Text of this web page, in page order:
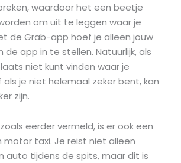
waardoor het een beetje
om uit te leggen waar je
de Grab-app hoef je alleen jouw
app in te stellen. Natuurlijk, als
niet kunt vinden waar je
je niet helemaal zeker bent, kan
zijn.
eerder vermeld, is er ook een
taxi. Je reist niet alleen
auto tijdens de spits, maar dit is